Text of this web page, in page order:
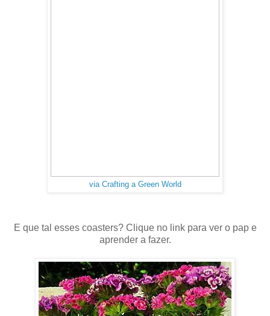
via Crafting a Green World
E que tal esses coasters? Clique no link para ver o pap e
aprender a fazer.